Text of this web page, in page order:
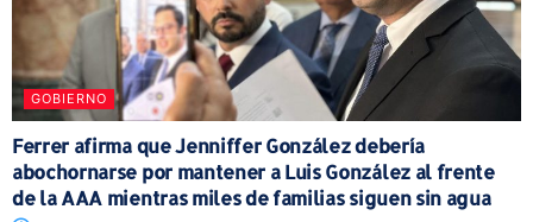
GOBIERNO
Ferrer afirma que Jenniffer González debería
abochornarse por mantener a Luis González al frente
de la AAA mientras miles de familias siguen sin agua